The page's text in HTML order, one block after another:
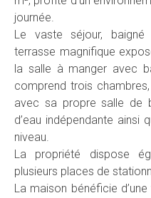
journée.
Le vaste séjour, baigné
terrasse magnifique
la salle à manger avec
comprend trois
avec sa propre salle de
d’eau indépendante ainsi
niveau.
La propriété dispose
plusieurs places de
La maison bénéficie